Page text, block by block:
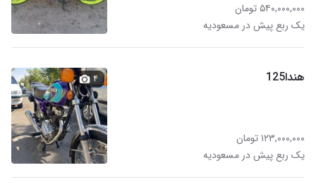
۵۴۰,۰۰۰,۰۰۰ تومان
یک ربع پیش در مسعودیه
هندا125
۱۲۳,۰۰۰,۰۰۰ تومان
یک ربع پیش در مسعودیه
۴